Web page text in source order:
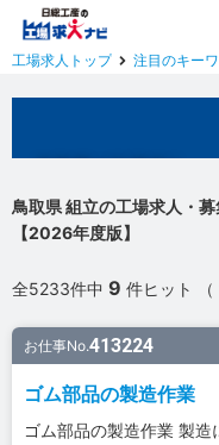
工場求人トップ 注目のキー
鳥取県 組立の工場求人・
【2026年度版】
全5233件中 9 件ヒット （
お仕事No.413224
ゴム部品の製造作業
ゴム部品の製造作業 製